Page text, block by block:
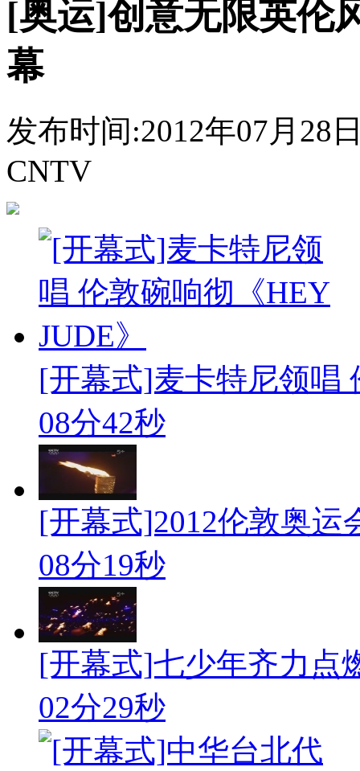
[奥运]创意无限英伦
幕
发布时间:2012年07月28
CNTV
[开幕式]麦卡特尼领唱
08分42秒
[开幕式]2012伦敦奥运
08分19秒
[开幕式]七少年齐力点
02分29秒